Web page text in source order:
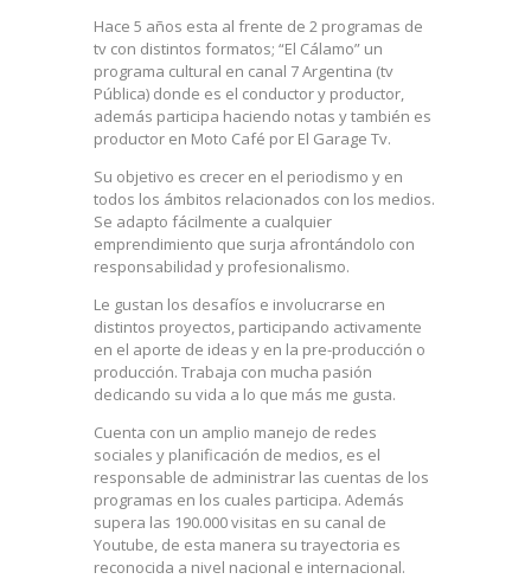
Hace 5 años esta al frente de 2 programas de
tv con distintos formatos; “El Cálamo” un
programa cultural en canal 7 Argentina (tv
Pública) donde es el conductor y productor,
además participa haciendo notas y también es
productor en Moto Café por El Garage Tv.
Su objetivo es crecer en el periodismo y en
todos los ámbitos relacionados con los medios.
Se adapto fácilmente a cualquier
emprendimiento que surja afrontándolo con
responsabilidad y profesionalismo.
Le gustan los desafíos e involucrarse en
distintos proyectos, participando activamente
en el aporte de ideas y en la pre-producción o
producción. Trabaja con mucha pasión
dedicando su vida a lo que más me gusta.
Cuenta con un amplio manejo de redes
sociales y planificación de medios, es el
responsable de administrar las cuentas de los
programas en los cuales participa. Además
supera las 190.000 visitas en su canal de
Youtube, de esta manera su trayectoria es
reconocida a nivel nacional e internacional.